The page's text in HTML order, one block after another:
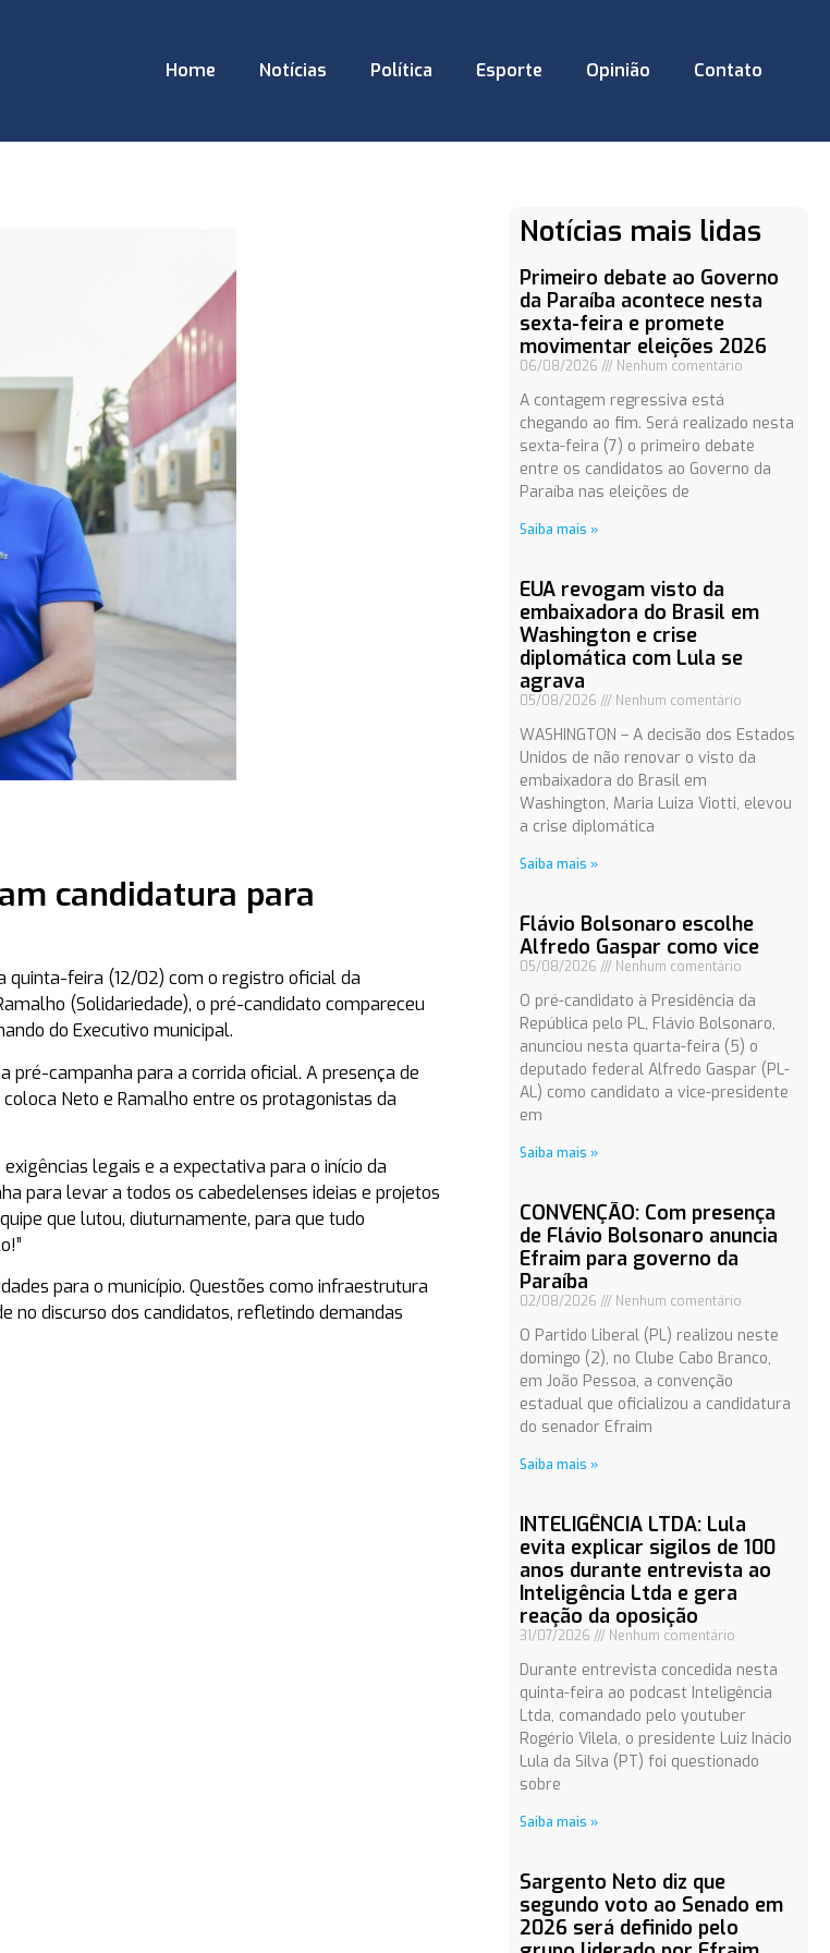
Home Notícias Política Esporte Opinião Contato
candidatura para
quinta-feira (12/02) com o registro oficial da
(Solidariedade), o pré-candidato compareceu
do Executivo municipal.
pré-campanha para a corrida oficial. A presença de
Neto e Ramalho entre os protagonistas da
legais e a expectativa para o início da
para levar a todos os cabedelenses ideias e projetos
que lutou, diuturnamente, para que tudo
para o município. Questões como infraestrutura
no discurso dos candidatos, refletindo demandas
Notícias mais lidas
Primeiro debate ao Governo
da Paraíba acontece nesta
sexta-feira e promete
movimentar eleições 2026
06/08/2026 Nenhum comentário
A contagem regressiva está
chegando ao fim. Será realizado nesta
sexta-feira (7) o primeiro debate
entre os candidatos ao Governo da
Paraíba nas eleições de
Saiba mais »
EUA revogam visto da
embaixadora do Brasil em
Washington e crise
diplomática com Lula se
agrava
05/08/2026 Nenhum comentário
WASHINGTON – A decisão dos Estados
Unidos de não renovar o visto da
embaixadora do Brasil em
Washington, Maria Luiza Viotti, elevou
a crise diplomática
Saiba mais »
Flávio Bolsonaro escolhe
Alfredo Gaspar como vice
05/08/2026 Nenhum comentário
O pré-candidato à Presidência da
República pelo PL, Flávio Bolsonaro,
anunciou nesta quarta-feira (5) o
deputado federal Alfredo Gaspar (PL-
AL) como candidato a vice-presidente
em
Saiba mais »
CONVENÇÃO: Com presença
de Flávio Bolsonaro anuncia
Efraim para governo da
Paraíba
02/08/2026 Nenhum comentário
O Partido Liberal (PL) realizou neste
domingo (2), no Clube Cabo Branco,
em João Pessoa, a convenção
estadual que oficializou a candidatura
do senador Efraim
Saiba mais »
INTELIGÊNCIA LTDA: Lula
evita explicar sigilos de 100
anos durante entrevista ao
Inteligência Ltda e gera
reação da oposição
31/07/2026 Nenhum comentário
Durante entrevista concedida nesta
quinta-feira ao podcast Inteligência
Ltda, comandado pelo youtuber
Rogério Vilela, o presidente Luiz Inácio
Lula da Silva (PT) foi questionado
sobre
Saiba mais »
Sargento Neto diz que
segundo voto ao Senado em
2026 será definido pelo